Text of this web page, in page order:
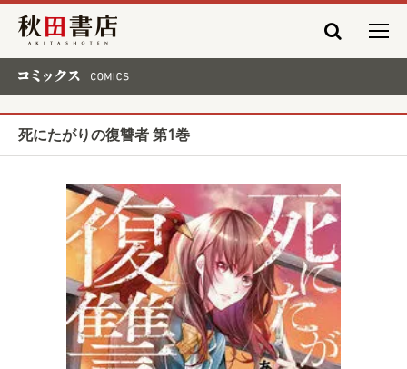
秋田書店
死にたがりの復讐者 第1巻